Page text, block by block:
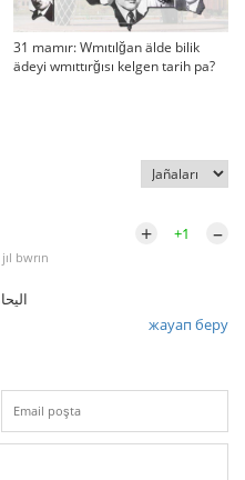
31 mamır: Wmıtılğan älde bilik
ädeyi wmıttırğısı kelgen tarih pa?
9 jıl bwrın
+ +1 –
жауап беру